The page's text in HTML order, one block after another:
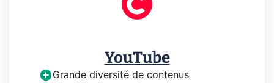
YouTube
Grande diversité de contenus